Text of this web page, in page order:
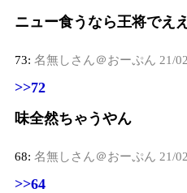
ニュー食うなら王将でえ
73: 名無しさん＠おーぷん 21/
>>72
味全然ちゃうやん
68: 名無しさん＠おーぷん 21/
>>64